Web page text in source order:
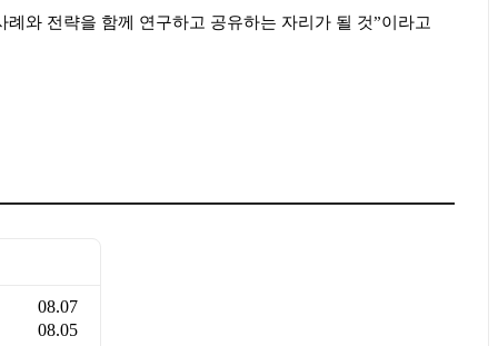
와 전략을 함께 연구하고 공유하는 자리가 될 것”이라고
08.07
08.05